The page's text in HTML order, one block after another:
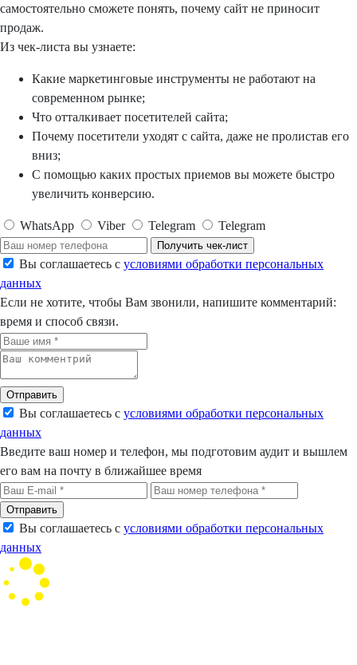
самостоятельно сможете понять, почему сайт не приносит
продаж.
Из чек-листа вы узнаете:
Какие маркетинговые инструменты не работают на
современном рынке;
Что отталкивает посетителей сайта;
Почему посетители уходят с сайта, даже не пролистав его
вниз;
С помощью каких простых приемов вы можете быстро
увеличить конверсию.
WhatsApp Viber Telegram Telegram
Получить чек-лист
Вы соглашаетесь с условиями обработки персональных
данных
Если не хотите, чтобы Вам звонили, напишите комментарий:
время и способ связи.
Отправить
Вы соглашаетесь с условиями обработки персональных
данных
Введите ваш номер и телефон, мы подготовим аудит и вышлем
его вам на почту в ближайшее время
Отправить
Вы соглашаетесь с условиями обработки персональных
данных